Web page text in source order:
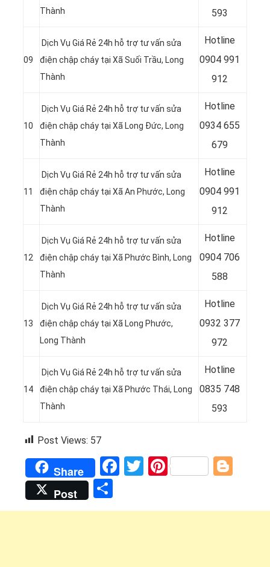
Thành
593
09
Dịch Vụ Giá Rẻ 24h hỗ trợ tư vấn sửa
điện chập cháy tại Xã Suối Trầu, Long
Thành
Hotline
0904 991
912
10
Dịch Vụ Giá Rẻ 24h hỗ trợ tư vấn sửa
điện chập cháy tại Xã Long Đức, Long
Thành
Hotline
0934 655
679
11
Dịch Vụ Giá Rẻ 24h hỗ trợ tư vấn sửa
điện chập cháy tại Xã An Phước, Long
Thành
Hotline
0904 991
912
12
Dịch Vụ Giá Rẻ 24h hỗ trợ tư vấn sửa
điện chập cháy tại Xã Phước Bình, Long
Thành
Hotline
0904 706
588
13
Dịch Vụ Giá Rẻ 24h hỗ trợ tư vấn sửa
điện chập cháy tại Xã Long Phước,
Long Thành
Hotline
0932 377
972
14
Dịch Vụ Giá Rẻ 24h hỗ trợ tư vấn sửa
điện chập cháy tại Xã Phước Thái, Long
Thành
Hotline
0835 748
593
Post Views: 57
Share Facebook
Twitter
Pinterest
Post